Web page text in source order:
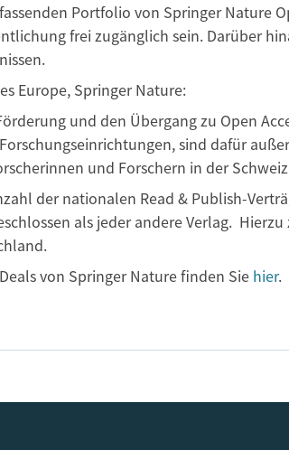
Portfolio von Springer Nature
frei zugänglich sein. Darüber
Europe, Springer Nature:
und den Übergang zu Open
sind dafür
und Forschern in der
der nationalen Read & Publish-
als jeder andere Verlag.
von Springer Nature finden Sie hier.